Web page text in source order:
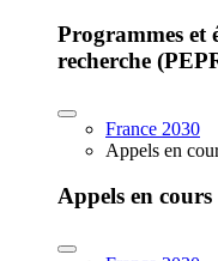
Programmes et
recherche
France 2030
Appels en
Appels en cours